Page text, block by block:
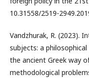
10.31558/2519-
Vandzhurak, R. (2023).
subjects: a
the ancient Greek way
methodological